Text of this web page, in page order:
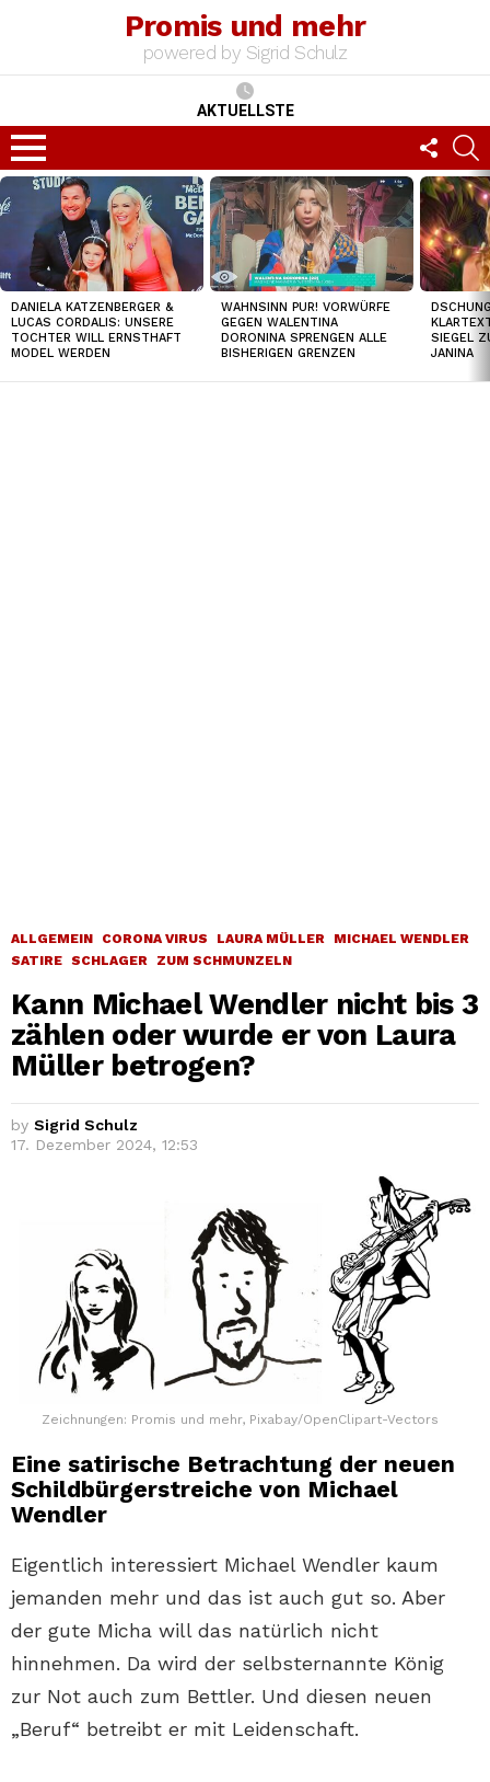
Promis und mehr
powered by Sigrid Schulz
AKTUELLSTE
Menu
US
TOP
NEWS
DANIELA KATZENBERGER &
LUCAS CORDALIS: UNSERE
TOCHTER WILL ERNSTHAFT
MODEL WERDEN
WAHNSINN PUR! VORWÜRFE
GEGEN WALENTINA
DORONINA SPRENGEN ALLE
BISHERIGEN GRENZEN
SIEGEL
JANINA
ALLGEMEIN CORONA VIRUS LAURA MÜLLER
MICHAEL WENDLER
SATIRE SCHLAGER ZUM SCHMUNZELN
Kann Michael Wendler nicht bis 3
zählen oder wurde er von Laura
Müller betrogen?
by Sigrid Schulz
17. Dezember 2024, 12:53
Zeichnungen: Promis und mehr, Pixabay/OpenClipart-Vectors
Eine satirische Betrachtung der neuen
Schildbürgerstreiche von Michael
Wendler
Eigentlich interessiert Michael Wendler kaum
jemanden mehr und das ist auch gut so. Aber
der gute Micha will das natürlich nicht
hinnehmen. Da wird der selbsternannte König
zur Not auch zum Bettler. Und diesen neuen
„Beruf“ betreibt er mit Leidenschaft.